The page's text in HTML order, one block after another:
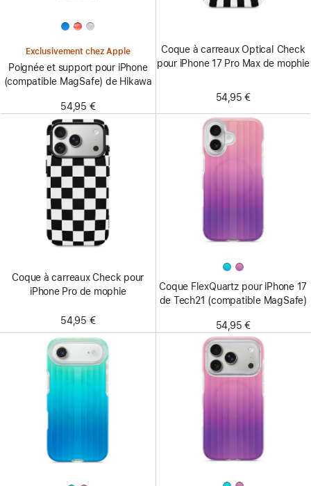
Exclusivement chez Apple
Poignée et support pour iPhone
(compatible MagSafe) de Hikawa
54,95 €
Coque à carreaux Optical Check
pour iPhone 17 Pro Max de mophie
54,95 €
Coque à carreaux Check pour
iPhone Pro de mophie
54,95 €
Coque FlexQuartz pour iPhone 17
de Tech21 (compatible MagSafe)
54,95 €